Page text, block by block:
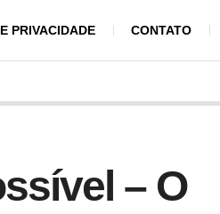
PRIVACIDADE CONTATO
– O